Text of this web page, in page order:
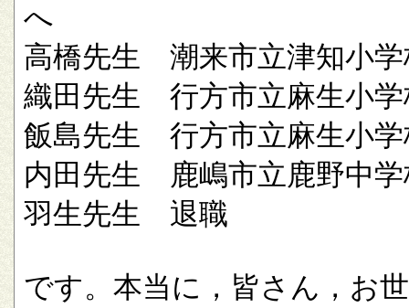
へ
高橋先生 潮来市立津知小学
織田先生 行方市立麻生小学
飯島先生 行方市立麻生小学
内田先生 鹿嶋市立鹿野中学
羽生先生 退職
です。本当に，皆さん，お